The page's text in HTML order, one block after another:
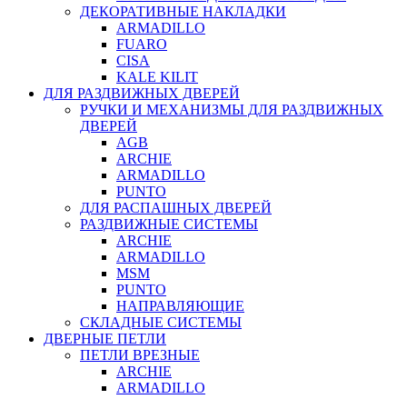
ДЕКОРАТИВНЫЕ НАКЛАДКИ
ARMADILLO
FUARO
CISA
KALE KILIT
ДЛЯ РАЗДВИЖНЫХ ДВЕРЕЙ
РУЧКИ И МЕХАНИЗМЫ ДЛЯ РАЗДВИЖНЫХ
ДВЕРЕЙ
AGB
ARCHIE
ARMADILLO
PUNTO
ДЛЯ РАСПАШНЫХ ДВЕРЕЙ
РАЗДВИЖНЫЕ СИСТЕМЫ
ARCHIE
ARMADILLO
MSM
PUNTO
НАПРАВЛЯЮЩИЕ
СКЛАДНЫЕ СИСТЕМЫ
ДВЕРНЫЕ ПЕТЛИ
ПЕТЛИ ВРЕЗНЫЕ
ARCHIE
ARMADILLO